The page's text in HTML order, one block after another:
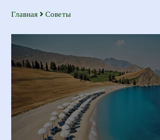
Главная Советы